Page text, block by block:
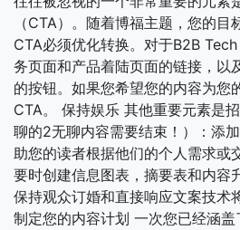
（CTA）。随着博福主题，您的
CTA必须优化转换。对于B2B
务页面和产品着陆页面的链接，以
的按钮。如果您希望您的内容为您
CTA。 保持娱乐 其他重要元素是
聊的2无聊内容需要结束！）：添
助您的读者根据他们的个人需求或
要时创建信息图表，摘要表和内容
保持观众订婚和直接响应文案技术
制定您的内容计划 一次您已经涵盖